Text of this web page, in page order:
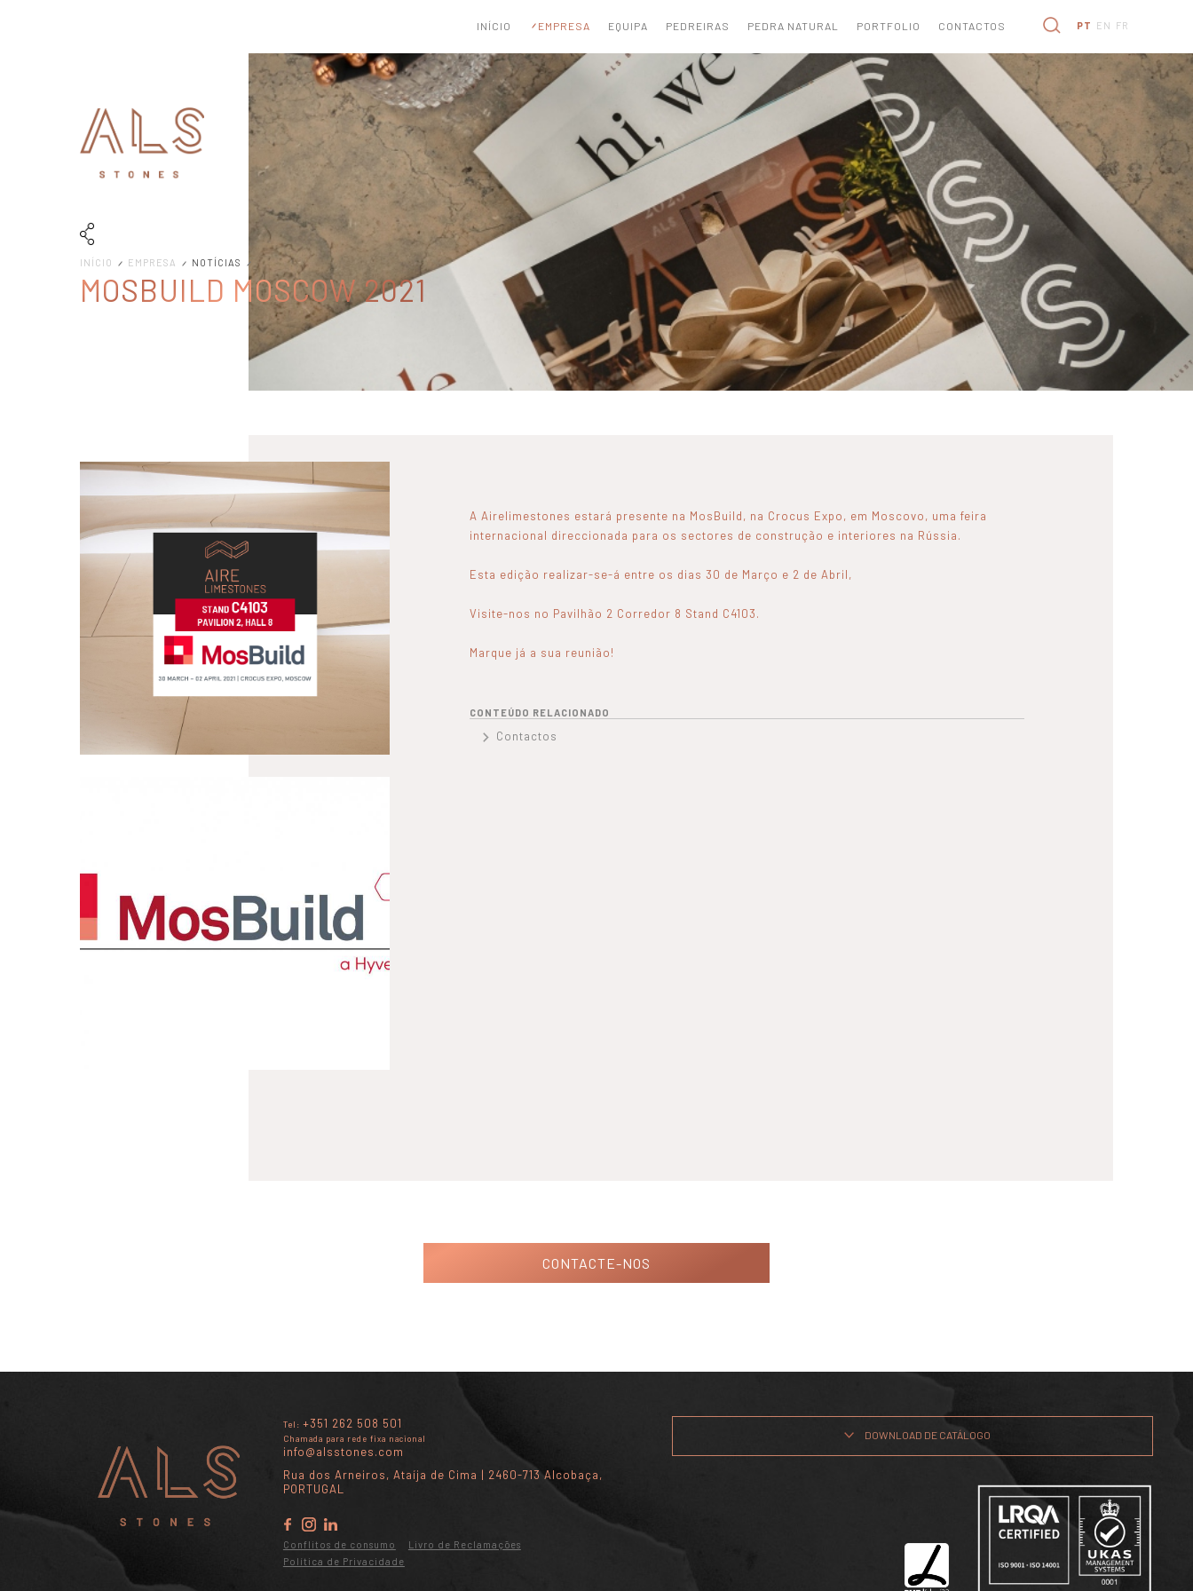
INÍCIO EMPRESA EQUIPA PEDREIRAS PEDRA NATURAL PORTFOLIO CONTACTOS PT EN FR
INÍCIO EMPRESA NOTÍCIAS
MOSBUILD MOSCOW 2021
A Airelimestones estará presente na MosBuild, na Crocus Expo, em Moscovo, uma feira
internacional direccionada para os sectores de construção e interiores na Rússia.
Esta edição realizar-se-á entre os dias 30 de Março e 2 de Abril,
Visite-nos no Pavilhão 2 Corredor 8 Stand C4103.
Marque já a sua reunião!
CONTEÚDO RELACIONADO
Contactos
CONTACTE-NOS
DOWNLOAD DE CATÁLOGO
Tel: +351 262 508 501
Chamada para rede fixa nacional
info@alsstones.com
Rua dos Arneiros, Ataíja de Cima | 2460-713 Alcobaça,
PORTUGAL
Conflitos de consumo
Livro de Reclamações
Política de Privacidade